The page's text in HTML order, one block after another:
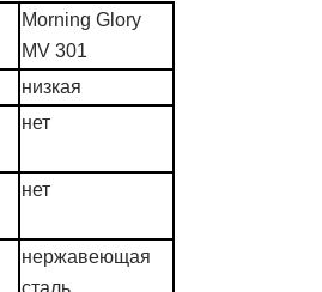
Morning Glory
MV 301
низкая
нет
нет
нержавеющая
сталь